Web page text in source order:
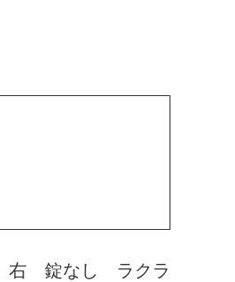
右 錠なし ラクラ